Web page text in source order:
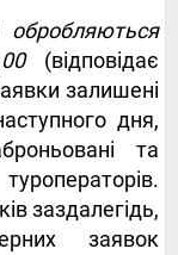
обробляються
(відповідає
залишені
дня,
та
заздалегідь,
заявок